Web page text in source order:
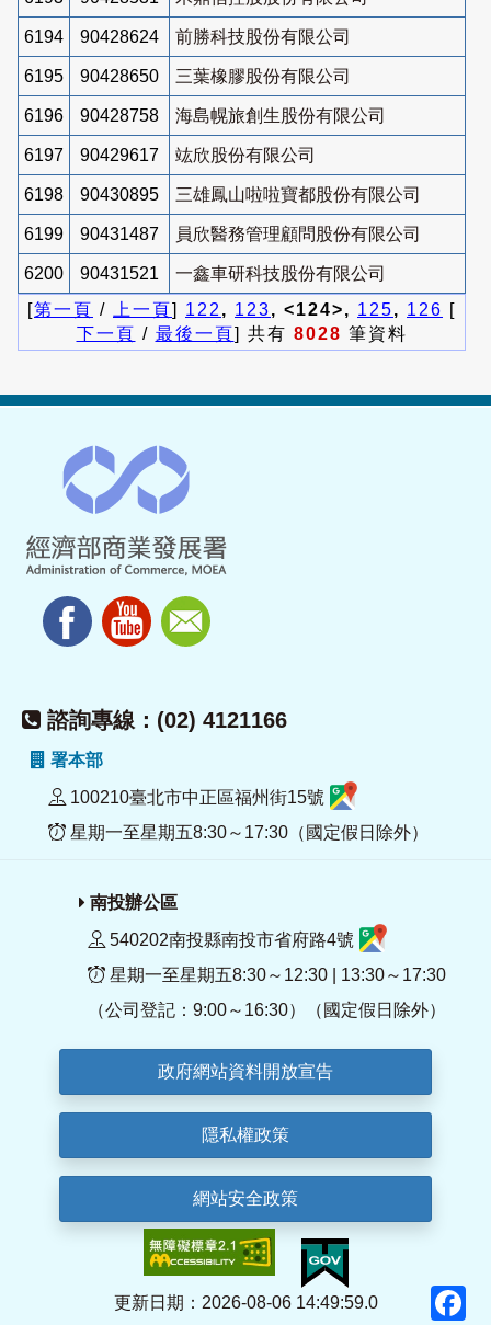
6194 90428624 前勝科技股份有限公司
6195 90428650 三葉橡膠股份有限公司
6196 90428758 海島幌旅創生股份有限公司
6197 90429617 竑欣股份有限公司
6198 90430895 三雄鳳山啦啦寶都股份有限公司
6199 90431487 員欣醫務管理顧問股份有限公司
6200 90431521
一鑫車研科技股份有限公司
[第一頁 / 上一頁] 122 , 123, <124>, 125, 126 [
下一頁 / 最後一頁] 共有 8028 筆資料
諮詢專線：(02) 4121166
署本部
100210臺北市中正區福州街15號
星期一至星期五8:30～17:30（國定假日除外）
南投辦公區
540202南投縣南投市省府路4號
星期一至星期五8:30～12:30 | 13:30～17:30
（公司登記：9:00～16:30）（國定假日除外）
政府網站資料開放宣告
隱私權政策
網站安全政策
更新日期：2026-08-06 14:49:59.0